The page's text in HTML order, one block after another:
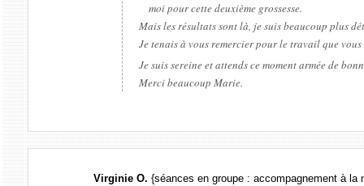
moi pour cette deuxième grossesse.
Mais les résultats sont là, je suis beaucoup plus
Je tenais à vous remercier pour le travail que
Je suis sereine et attends ce moment armée de
Merci beaucoup Marie.
Virginie O. {séances en groupe : accompagnement à la